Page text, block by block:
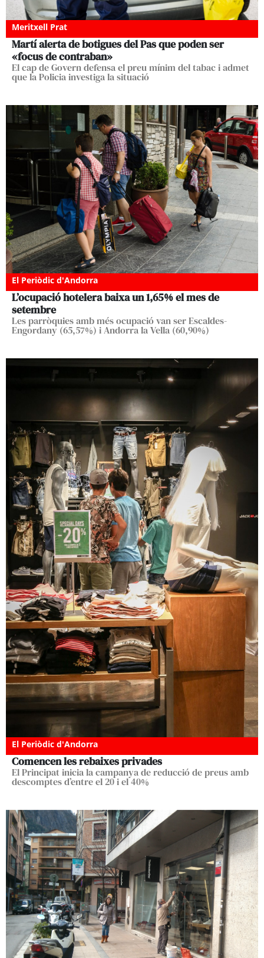
Meritxell Prat
Martí alerta de botigues del Pas que poden ser
«focus de contraban»
El cap de Govern defensa el preu mínim del tabac i admet
que la Policia investiga la situació
El Periòdic d'Andorra
L’ocupació hotelera baixa un 1,65% el mes de
setembre
Les parròquies amb més ocupació van ser Escaldes-
Engordany (65,57%) i Andorra la Vella (60,90%)
El Periòdic d'Andorra
Comencen les rebaixes privades
El Principat inicia la campanya de reducció de preus amb
descomptes d’entre el 20 i el 40%